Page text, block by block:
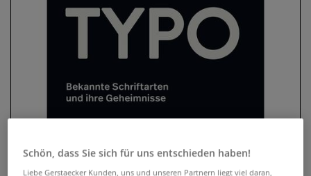
Schön, dass Sie sich für uns entschieden haben!
Liebe Gerstaecker Kunden, uns und unseren Partnern liegt viel daran,